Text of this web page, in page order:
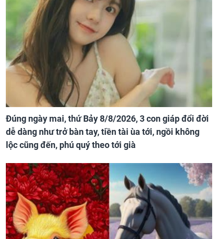
Đúng ngày mai, thứ Bảy 8/8/2026, 3 con giáp đổi đời
dễ dàng như trở bàn tay, tiền tài ùa tới, ngồi không
lộc cũng đến, phú quý theo tới già